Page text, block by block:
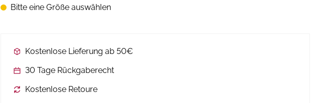
Bitte eine Größe auswählen
Kostenlose Lieferung ab 50€
30 Tage Rückgaberecht
Kostenlose Retoure